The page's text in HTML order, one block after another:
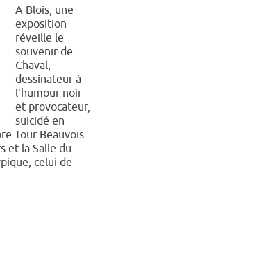
A Blois, une
exposition
réveille le
souvenir de
Chaval,
dessinateur à
l’humour noir
et provocateur,
suicidé en
Tour Beauvois
et la Salle du
celui de